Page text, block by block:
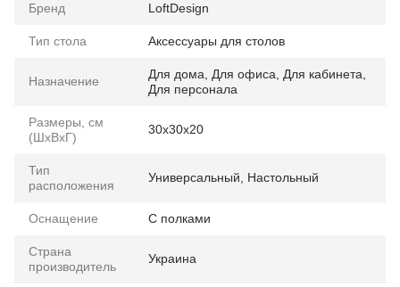
Бренд LoftDesign
Тип стола Аксессуары для столов
Назначение Для дома Для офиса Для кабинета
Для персонала
Размеры, см
(ШхВхГ)
30x30x20
Тип
расположения
Универсальный Настольный
Оснащение С полками
Страна
производитель
Украина